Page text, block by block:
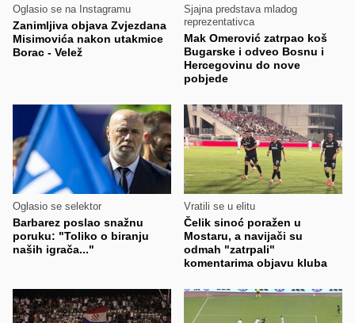
Oglasio se na Instagramu
Zanimljiva objava Zvjezdana
Misimovića nakon utakmice
Borac - Velež
Sjajna predstava mladog
reprezentativca
Mak Omerović zatrpao koš
Bugarske i odveo Bosnu i
Hercegovinu do nove
pobjede
Oglasio se selektor
Barbarez poslao snažnu
poruku: "Toliko o biranju
naših igrača..."
Vratili se u elitu
Čelik sinoć poražen u
Mostaru, a navijači su
odmah "zatrpali"
komentarima objavu kluba